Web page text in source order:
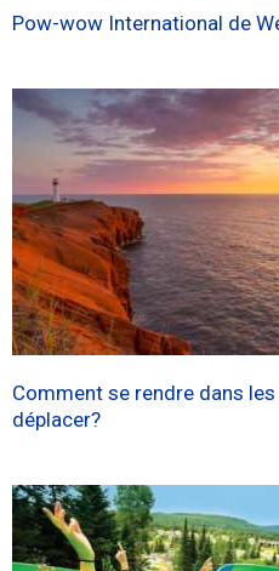
Pow-wow International de
Comment se rendre dans les
déplacer?